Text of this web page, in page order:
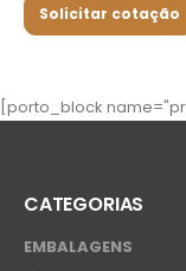
Solicitar cotação
[porto_block
CATEGORIAS
EMBALAGENS